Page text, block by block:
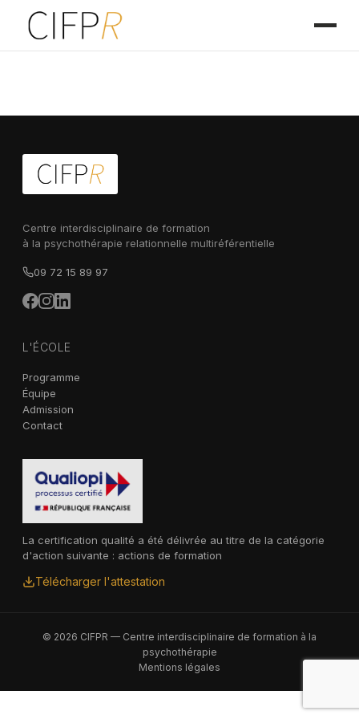
Centre interdisciplinaire de formation
à la psychothérapie relationnelle multiréférentielle
09 72 15 89 97
L'ÉCOLE
Programme
Équipe
Admission
Contact
La certification qualité a été délivrée au titre de la catégorie
d'action suivante : actions de formation
Télécharger l'attestation
© 2026 CIFPR — Centre interdisciplinaire de formation à la
psychothérapie
Mentions légales